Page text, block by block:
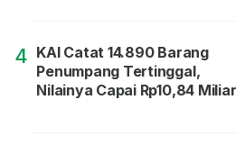
4 KAI Catat 14.890 Barang
Penumpang Tertinggal,
Nilainya Capai Rp10,84 Miliar